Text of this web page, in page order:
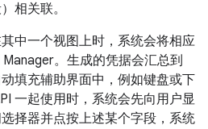
相关联。
中一个视图上时，系统会将相应
。生成的凭据会汇总到
填充辅助界面中，例如键盘或下
一起使用时，系统会先向用户显
择器并点按上述某个字段，系统